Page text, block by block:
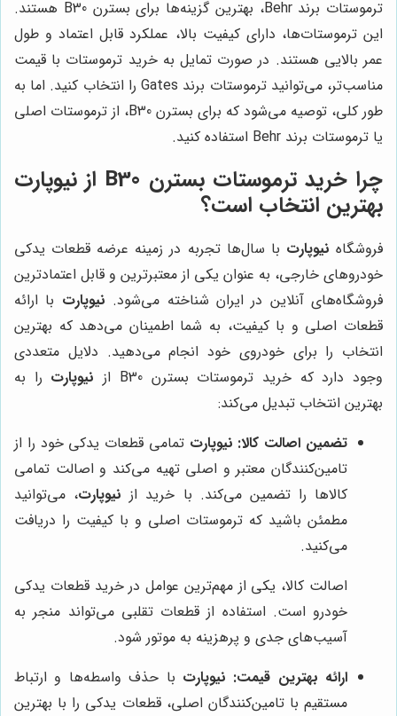
ترموستات برند Behr، بهترین گزینه‌ها برای بسترن B30 هستند.
این ترموستات‌ها، دارای کیفیت بالا، عملکرد قابل اعتماد و طول
عمر بالایی هستند. در صورت تمایل به خرید ترموستات با قیمت
مناسب‌تر، می‌توانید ترموستات برند Gates را انتخاب کنید. اما به
طور کلی، توصیه می‌شود که برای بسترن B30، از ترموستات اصلی
یا ترموستات برند Behr استفاده کنید.
چرا خرید ترموستات بسترن B30 از نیوپارت
بهترین انتخاب است؟
فروشگاه نیوپارت با سال‌ها تجربه در زمینه عرضه قطعات یدکی
خودروهای خارجی، به عنوان یکی از معتبرترین و قابل اعتمادترین
فروشگاه‌های آنلاین در ایران شناخته می‌شود. نیوپارت با ارائه
قطعات اصلی و با کیفیت، به شما اطمینان می‌دهد که بهترین
انتخاب را برای خودروی خود انجام می‌دهید. دلایل متعددی
وجود دارد که خرید ترموستات بسترن B30 از
نیوپارت را به
بهترین انتخاب تبدیل می‌کند:
تضمین اصالت کالا: نیوپارت تمامی قطعات یدکی خود را از
تامین‌کنندگان معتبر و اصلی تهیه می‌کند و اصالت تمامی
کالاها را تضمین می‌کند. با خرید از نیوپارت، می‌توانید
مطمئن باشید که ترموستات اصلی و با کیفیت را دریافت
می‌کنید.
اصالت کالا، یکی از مهم‌ترین عوامل در خرید قطعات یدکی
خودرو است. استفاده از قطعات تقلبی می‌تواند منجر به
آسیب‌های جدی و پرهزینه به موتور شود.
ارائه بهترین قیمت: نیوپارت با حذف واسطه‌ها و ارتباط
مستقیم با تامین‌کنندگان اصلی، قطعات یدکی را با بهترین